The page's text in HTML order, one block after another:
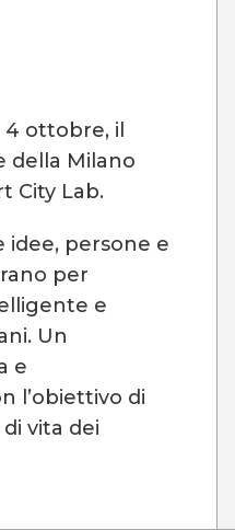
4 ottobre, il
della Milano
City Lab.
idee, persone e
per
e
Un
e
l’obiettivo di
vita dei